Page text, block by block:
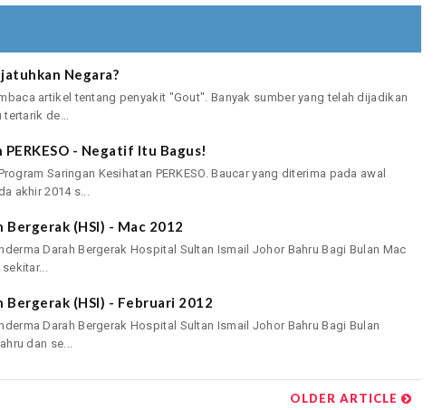
Negara?
artikel tentang penyakit "Gout". Banyak sumber yang telah dijadikan
de...
- Negatif Itu Bagus!
Saringan Kesihatan PERKESO. Baucar yang diterima pada awal
akhir 2014 s...
Bergerak (HSI) - Mac 2012
Darah Bergerak Hospital Sultan Ismail Johor Bahru Bagi Bulan Mac
Bergerak (HSI) - Februari 2012
Darah Bergerak Hospital Sultan Ismail Johor Bahru Bagi Bulan
dan se...
OLDER ARTICLE